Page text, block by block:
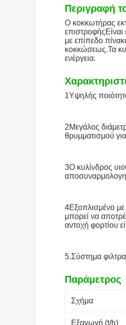
Περιγραφή
Ο κοκκωτήρας
με επίπεδο
κοκκώσεως.Τα
ενέργεια.
1Υψηλής
2Μεγάλος
θρυμματισμού
3Ο κυλίνδρος
4Εξοπλισμένο
μπορεί να
αντοχή φορτίου
5.Σύστημα
Παράμετρος
Σχήμα
Εξαγωγή (t/h)